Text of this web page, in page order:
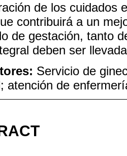
de los cuidados
contribuirá a un
de gestación, tanto
deben ser
Servicio de
atención de